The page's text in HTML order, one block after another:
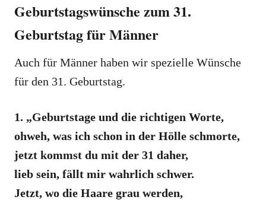
Geburtstagswünsche zum 31.
Geburtstag für Männer
Auch für Männer haben wir spezielle Wünsche
für den 31. Geburtstag.
1. „Geburtstage und die richtigen Worte,
ohweh, was ich schon in der Hölle schmorte,
jetzt kommst du mit der 31 daher,
lieb sein, fällt mir wahrlich schwer.
Jetzt, wo die Haare grau werden,